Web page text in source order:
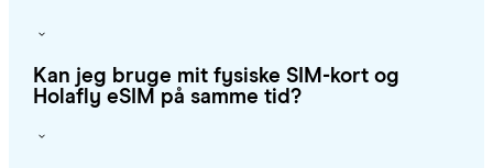
Kan jeg bruge mit fysiske SIM-kort og
Holafly eSIM på samme tid?